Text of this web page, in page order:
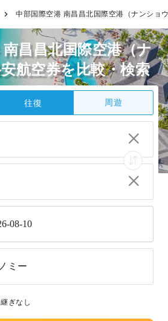
中部国際空港 南昌昌北国際空港（ナンショ
昌昌北国際空港（ナ
航空券を比較・検索
往復 周遊
08-10
ミー
ぎなし